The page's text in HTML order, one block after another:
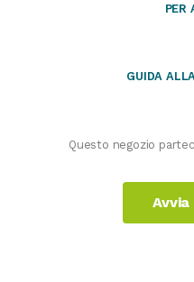
PER
GUIDA
Questo negozio